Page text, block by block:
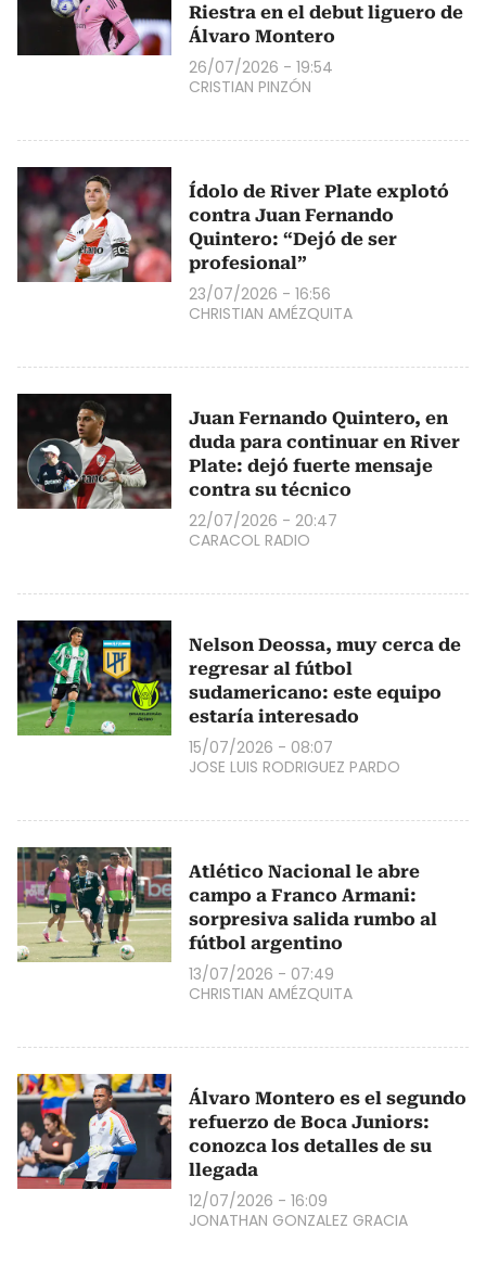
Riestra en el debut liguero de
Álvaro Montero
26/07/2026 - 19:54
CRISTIAN PINZÓN
Ídolo de River Plate explotó
contra Juan Fernando
Quintero: “Dejó de ser
profesional”
23/07/2026 - 16:56
CHRISTIAN AMÉZQUITA
Juan Fernando Quintero, en
duda para continuar en River
Plate: dejó fuerte mensaje
contra su técnico
22/07/2026 - 20:47
CARACOL RADIO
Nelson Deossa, muy cerca de
regresar al fútbol
sudamericano: este equipo
estaría interesado
15/07/2026 - 08:07
JOSE LUIS RODRIGUEZ PARDO
Atlético Nacional le abre
campo a Franco Armani:
sorpresiva salida rumbo al
fútbol argentino
13/07/2026 - 07:49
CHRISTIAN AMÉZQUITA
Álvaro Montero es el segundo
refuerzo de Boca Juniors:
conozca los detalles de su
llegada
12/07/2026 - 16:09
JONATHAN GONZALEZ GRACIA